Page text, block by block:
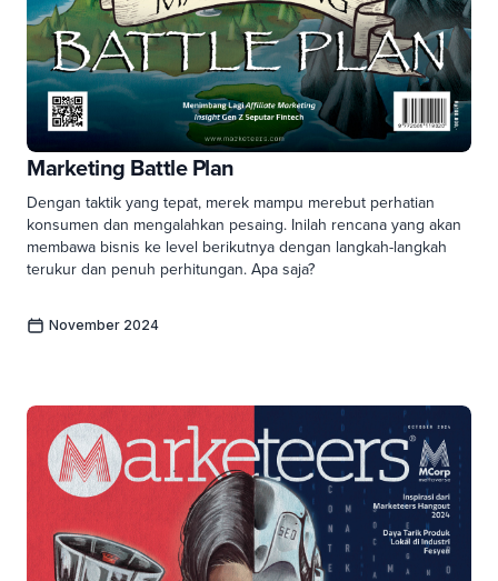
Marketing Battle Plan
Dengan taktik yang tepat, merek mampu merebut perhatian
konsumen dan mengalahkan pesaing. Inilah rencana yang akan
membawa bisnis ke level berikutnya dengan langkah-langkah
terukur dan penuh perhitungan. Apa saja?
November 2024